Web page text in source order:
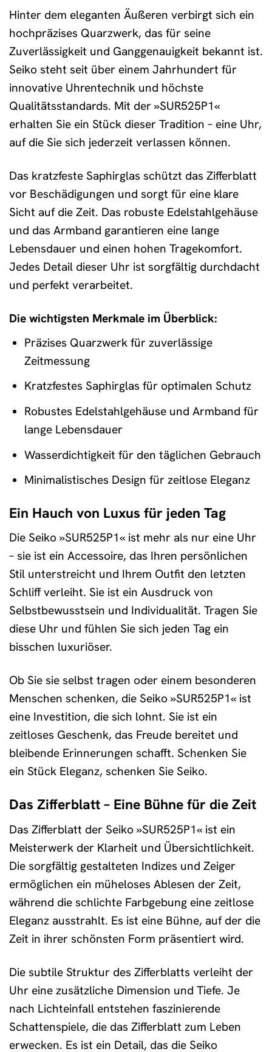
Hinter dem eleganten Äußeren verbirgt sich ein
hochpräzises Quarzwerk, das für seine
Zuverlässigkeit und Ganggenauigkeit bekannt ist.
Seiko steht seit über einem Jahrhundert für
innovative Uhrentechnik und höchste
Qualitätsstandards. Mit der »SUR525P1«
erhalten Sie ein Stück dieser Tradition – eine Uhr,
auf die Sie sich jederzeit verlassen können.
Das kratzfeste Saphirglas schützt das Zifferblatt
vor Beschädigungen und sorgt für eine klare
Sicht auf die Zeit. Das robuste Edelstahlgehäuse
und das Armband garantieren eine lange
Lebensdauer und einen hohen Tragekomfort.
Jedes Detail dieser Uhr ist sorgfältig durchdacht
und perfekt verarbeitet.
Die wichtigsten Merkmale im Überblick:
Präzises Quarzwerk für zuverlässige
Zeitmessung
Kratzfestes Saphirglas für optimalen Schutz
Robustes Edelstahlgehäuse und Armband für
lange Lebensdauer
Wasserdichtigkeit für den täglichen Gebrauch
Minimalistisches Design für zeitlose Eleganz
Ein Hauch von Luxus für jeden Tag
Die Seiko »SUR525P1« ist mehr als nur eine Uhr
– sie ist ein Accessoire, das Ihren persönlichen
Stil unterstreicht und Ihrem Outfit den letzten
Schliff verleiht. Sie ist ein Ausdruck von
Selbstbewusstsein und Individualität. Tragen Sie
diese Uhr und fühlen Sie sich jeden Tag ein
bisschen luxuriöser.
Ob Sie sie selbst tragen oder einem besonderen
Menschen schenken, die Seiko »SUR525P1« ist
eine Investition, die sich lohnt. Sie ist ein
zeitloses Geschenk, das Freude bereitet und
bleibende Erinnerungen schafft. Schenken Sie
ein Stück Eleganz, schenken Sie Seiko.
Das Zifferblatt – Eine Bühne für die Zeit
Das Zifferblatt der Seiko »SUR525P1« ist ein
Meisterwerk der Klarheit und Übersichtlichkeit.
Die sorgfältig gestalteten Indizes und Zeiger
ermöglichen ein müheloses Ablesen der Zeit,
während die schlichte Farbgebung eine zeitlose
Eleganz ausstrahlt. Es ist eine Bühne, auf der die
Zeit in ihrer schönsten Form präsentiert wird.
Die subtile Struktur des Zifferblatts verleiht der
Uhr eine zusätzliche Dimension und Tiefe. Je
nach Lichteinfall entstehen faszinierende
Schattenspiele, die das Zifferblatt zum Leben
erwecken. Es ist ein Detail, das die Seiko